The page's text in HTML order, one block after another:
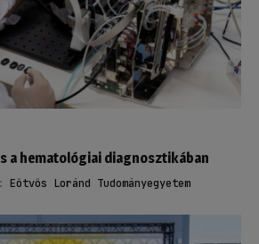
a hematológiai diagnosztikában
Eötvös Loránd Tudományegyetem